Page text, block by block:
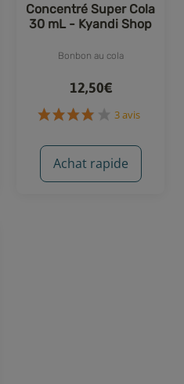
Concentré Super Cola
30 mL - Kyandi Shop
Bonbon au cola
12,50€
Achat rapide